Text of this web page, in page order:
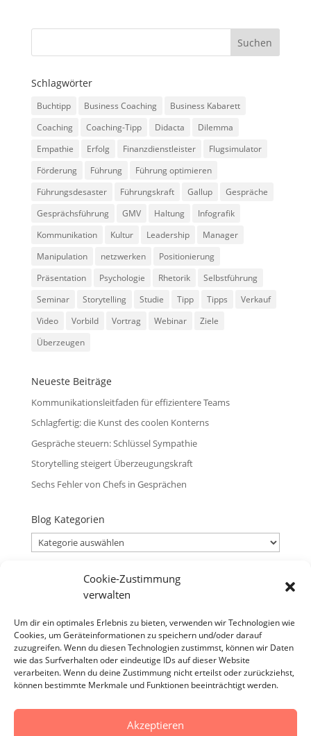
Cookie-Zustimmung
verwalten
Um dir ein optimales Erlebnis zu bieten, verwenden wir Technologien wie
Cookies, um Geräteinformationen zu speichern und/oder darauf
zuzugreifen. Wenn du diesen Technologien zustimmst, können wir Daten
wie das Surfverhalten oder eindeutige IDs auf dieser Website
verarbeiten. Wenn du deine Zustimmung nicht erteilst oder zurückziehst,
können bestimmte Merkmale und Funktionen beeinträchtigt werden.
Akzeptieren
Schlagwörter
Buchtipp Business Coaching
Business Kabarett
Coaching
Coaching-Tipp Didacta
Dilemma
Empathie
Erfolg Finanzdienstleister
Flugsimulator
Förderung
Führung
Führung optimieren
Führungsdesaster
Führungskraft Gallup
Gespräche
Gesprächsführung
GMV Haltung
Infografik
Kommunikation
Kultur Leadership
Manager
Manipulation
netzwerken
Positionierung
Präsentation
Psychologie Rhetorik
Selbstführung
Seminar
Storytelling Studie Tipp Tipps
Verkauf
Video
Vorbild Vortrag Webinar
Ziele
Überzeugen
Neueste Beiträge
Kommunikationsleitfaden für effizientere Teams
Schlagfertig: die Kunst des coolen Konterns
Gespräche steuern: Schlüssel Sympathie
Storytelling steigert Überzeugungskraft
Sechs Fehler von Chefs in Gesprächen
Blog Kategorien
Blog
Kategorien
Verantwortlicher
Verantwortlicher i.S.d. § 18 Abs. 2 MStV:
Jürgen Zirbik, Eichenweg 53, 96149 Breitengüßbach